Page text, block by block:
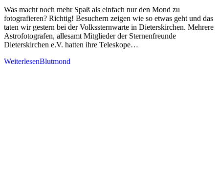
Was macht noch mehr Spaß als einfach nur den Mond zu
fotografieren? Richtig! Besuchern zeigen wie so etwas geht und das
taten wir gestern bei der Volkssternwarte in Dieterskirchen. Mehrere
Astrofotografen, allesamt Mitglieder der Sternenfreunde
Dieterskirchen e.V. hatten ihre Teleskope…
WeiterlesenBlutmond